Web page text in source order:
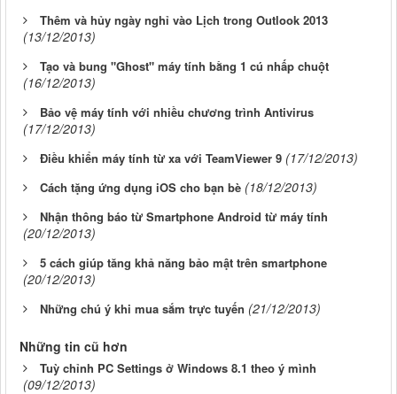
Thêm và hủy ngày nghỉ vào Lịch trong Outlook 2013
(13/12/2013)
Tạo và bung "Ghost" máy tính bằng 1 cú nhấp chuột
(16/12/2013)
Bảo vệ máy tính với nhiều chương trình Antivirus
(17/12/2013)
Điều khiển máy tính từ xa với TeamViewer 9 (17/12/2013)
Cách tặng ứng dụng iOS cho bạn bè (18/12/2013)
Nhận thông báo từ Smartphone Android từ máy tính
(20/12/2013)
5 cách giúp tăng khả năng bảo mật trên smartphone
(20/12/2013)
Những chú ý khi mua sắm trực tuyến (21/12/2013)
Những tin cũ hơn
Tuỳ chỉnh PC Settings ở Windows 8.1 theo ý mình
(09/12/2013)